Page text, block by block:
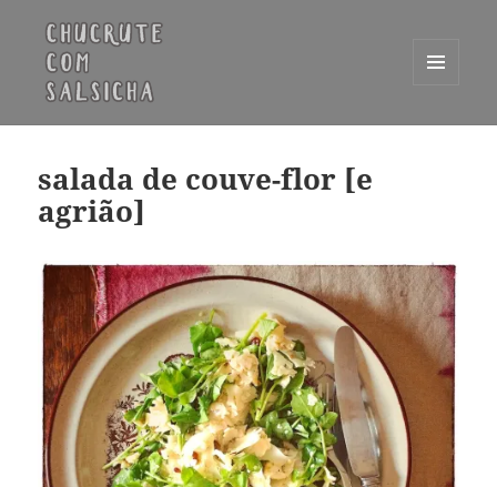
WIDGETS
salada de couve-flor [e
agrião]